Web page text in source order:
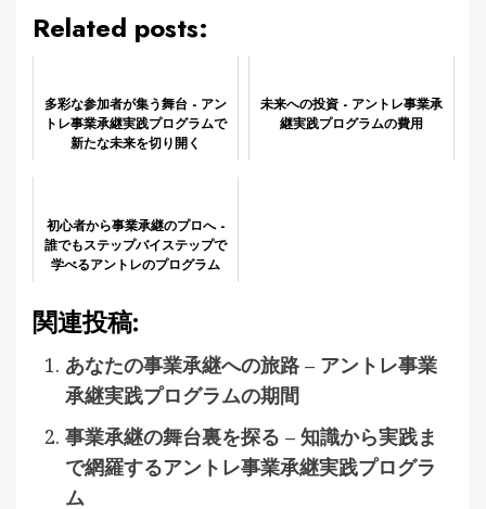
Related posts:
多彩な参加者が集う舞台 - アン
トレ事業承継実践プログラムで
新たな未来を切り開く
未来への投資 - アントレ事業承
継実践プログラムの費用
初心者から事業承継のプロへ -
誰でもステップバイステップで
学べるアントレのプログラム
関連投稿:
あなたの事業承継への旅路 – アントレ事業
承継実践プログラムの期間
事業承継の舞台裏を探る – 知識から実践ま
で網羅するアントレ事業承継実践プログラ
ム